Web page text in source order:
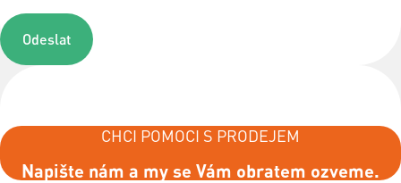
Odeslat
CHCI POMOCI S PRODEJEM
Napište nám a my se Vám obratem ozveme.